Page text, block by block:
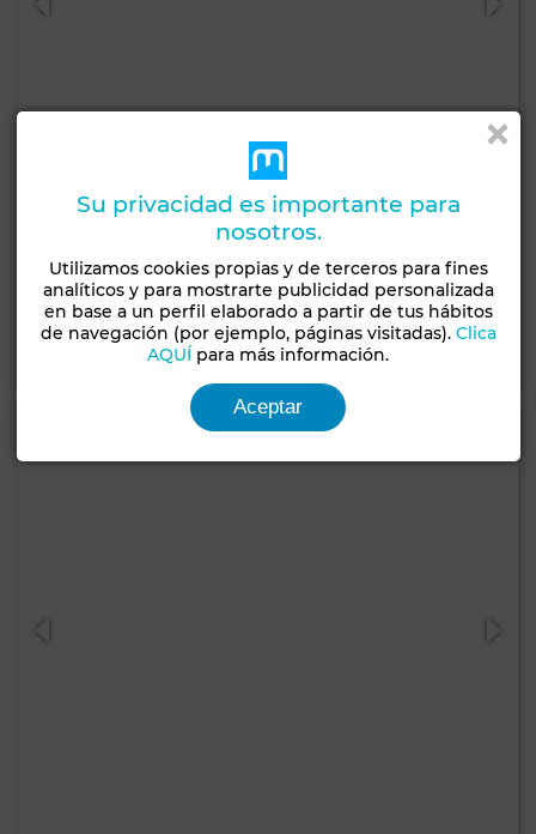
Villa en Tamesna
572 m² 4 Hab. 6 Baños
Contactar Llamar
Su privacidad es importante para
nosotros.
Utilizamos cookies propias y de terceros para fines
analíticos y para mostrarte publicidad personalizada
en base a un perfil elaborado a partir de tus hábitos
de navegación (por ejemplo, páginas visitadas). Clica
AQUÍ para más información.
Aceptar